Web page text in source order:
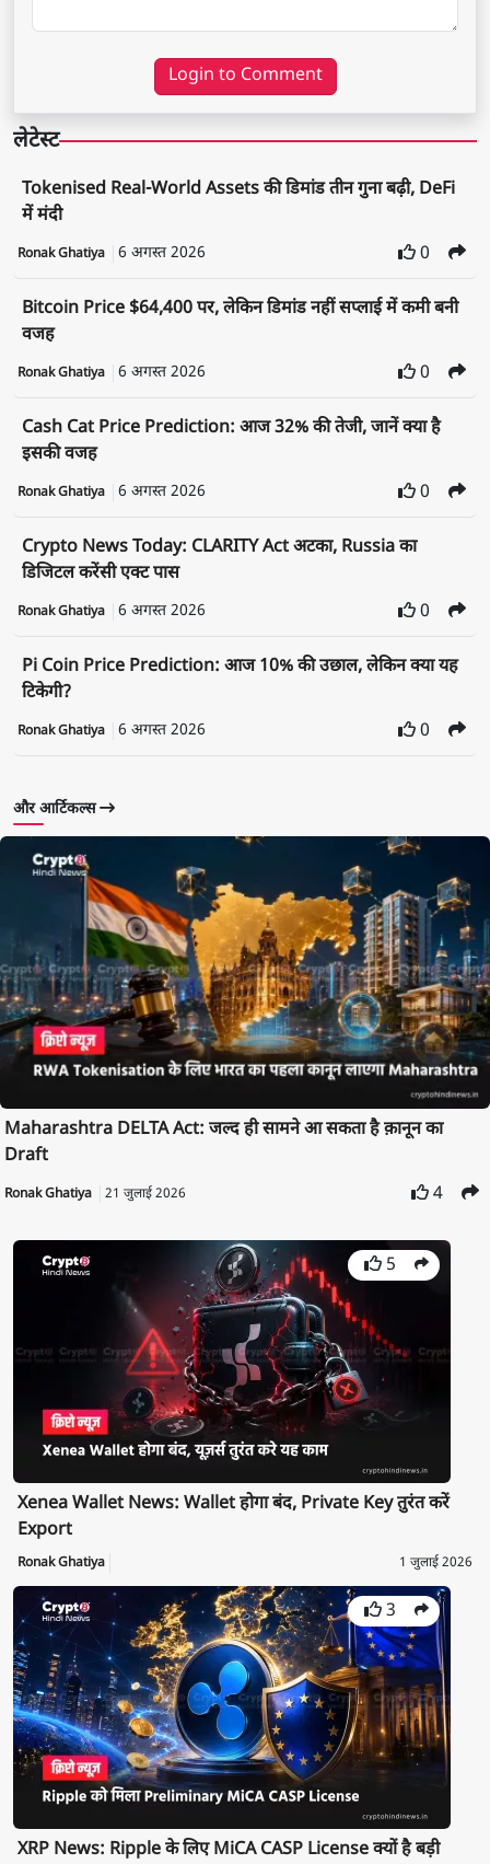
Login to Comment
लेटेस्ट
Tokenised Real-World Assets की डिमांड तीन गुना बढ़ी, DeFi
में मंदी
Ronak Ghatiya 6 अगस्त 2026 0
Bitcoin Price $64,400 पर, लेकिन डिमांड नहीं सप्लाई में कमी बनी
वजह
Ronak Ghatiya 6 अगस्त 2026 0
Cash Cat Price Prediction: आज 32% की तेजी, जानें क्या है
इसकी वजह
Ronak Ghatiya 6 अगस्त 2026 0
Crypto News Today: CLARITY Act अटका, Russia का
डिजिटल करेंसी एक्ट पास
Ronak Ghatiya 6 अगस्त 2026 0
Pi Coin Price Prediction: आज 10% की उछाल, लेकिन क्या यह
टिकेगी?
Ronak Ghatiya 6 अगस्त 2026 0
और आर्टिकल्स
Maharashtra DELTA Act: जल्द ही सामने आ सकता है क़ानून का
Draft
Ronak Ghatiya 21 जुलाई 2026 4
5
Xenea Wallet News: Wallet होगा बंद, Private Key तुरंत करें
Export
Ronak Ghatiya 1 जुलाई 2026
3
XRP News: Ripple के लिए MiCA CASP License क्यों है बड़ी